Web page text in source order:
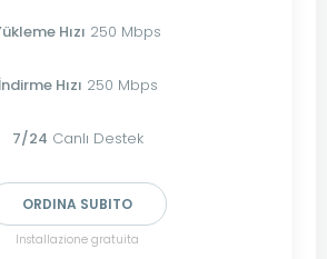
Hızı 250 Mbps
İndirme Hızı 250 Mbps
7/24 Canlı Destek
ORDINA SUBITO
Installazione gratuita